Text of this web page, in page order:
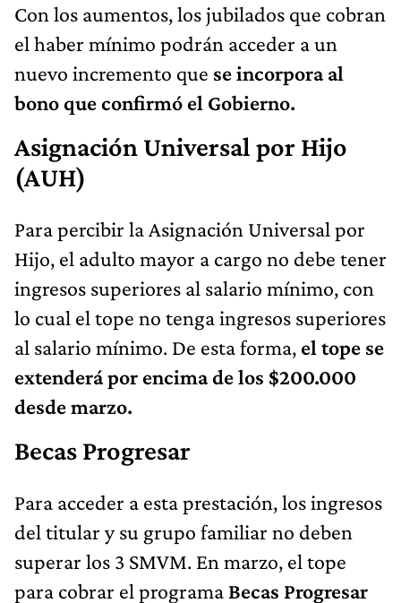
Con los aumentos, los jubilados que cobran
el haber mínimo podrán acceder a un
nuevo incremento que se incorpora al
bono que confirmó el Gobierno.
Asignación Universal por Hijo
(AUH)
Para percibir la Asignación Universal por
Hijo, el adulto mayor a cargo no debe tener
ingresos superiores al salario mínimo, con
lo cual el tope no tenga ingresos superiores
al salario mínimo. De esta forma, el tope se
extenderá por encima de los $200.000
desde marzo.
Becas Progresar
Para acceder a esta prestación, los ingresos
del titular y su grupo familiar no deben
superar los 3 SMVM. En marzo, el tope
para cobrar el programa Becas Progresar